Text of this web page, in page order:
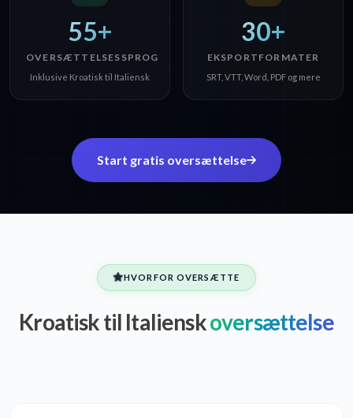
55+
OVERSÆTTELSESSPROG
Inklusive Kroatisk til Italiensk
30+
EKSPORTFORMATER
SRT, VTT, Word, PDF og mere
Start gratis oversættelse
HVORFOR OVERSÆTTE
Kroatisk til Italienskoversættelse